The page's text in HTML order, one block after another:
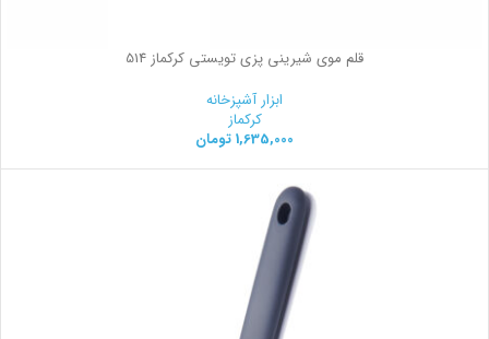
قلم موی شیرینی پزی تویستی کرکماز 514
ابزار آشپزخانه
کرکماز
1,635,000تومان